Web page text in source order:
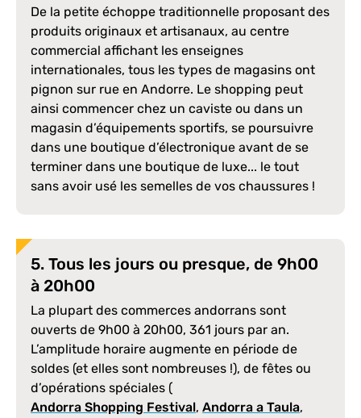
De la petite échoppe traditionnelle proposant des
produits originaux et artisanaux, au centre
commercial affichant les enseignes
internationales, tous les types de magasins ont
pignon sur rue en Andorre. Le shopping peut
ainsi commencer chez un caviste ou dans un
magasin d’équipements sportifs, se poursuivre
dans une boutique d’électronique avant de se
terminer dans une boutique de luxe... le tout
sans avoir usé les semelles de vos chaussures !
5. Tous les jours ou presque, de 9h00
à 20h00
La plupart des commerces andorrans sont
ouverts de 9h00 à 20h00, 361 jours par an.
L’amplitude horaire augmente en période de
soldes (et elles sont nombreuses !), de fêtes ou
d’opérations spéciales (
Andorra Shopping Festival, Andorra a Taula,